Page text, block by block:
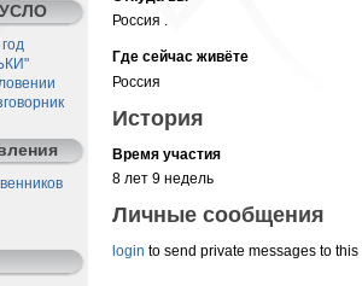
Россия .
Где сейчас живёте
Россия
История
Время участия
8 лет 9 недель
Личные сообщения
login to send private messages to this